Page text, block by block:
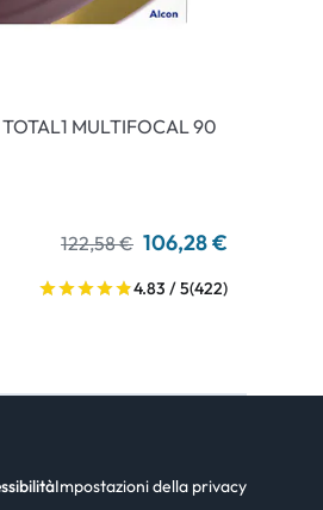
MULTIFOCAL 90
122,58 € 106,28 €
4.83 / 5(422)
Impostazioni della privacy